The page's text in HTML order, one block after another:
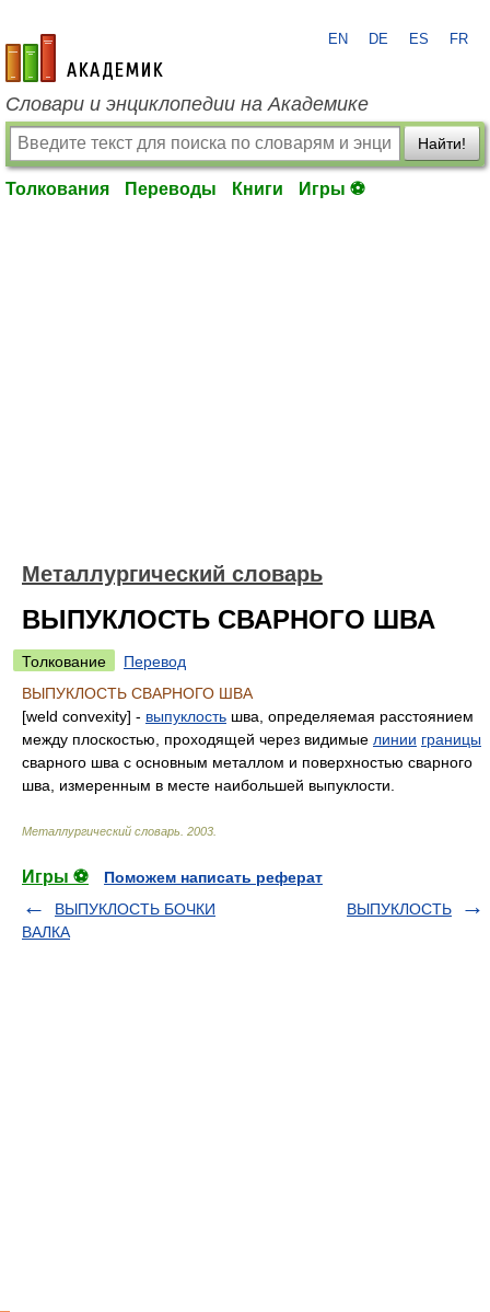
academic.ru
EN DE ES FR
Словари и энциклопедии на Академике
Найти!
Толкования Переводы Книги Игры ⚽
Металлургический словарь
ВЫПУКЛОСТЬ СВАРНОГО ШВА
Толкование
Перевод
ВЫПУКЛОСТЬ СВАРНОГО ШВА
[weld convexity] - выпуклость шва, определяемая расстоянием
между плоскостью, проходящей через видимые линии границы
сварного шва с основным металлом и поверхностью сварного
шва, измеренным в месте наибольшей выпуклости.
Металлургический словарь 2003
Игры ⚽
Поможем написать реферат
ВЫПУКЛОСТЬ БОЧКИ
ВАЛКА
ВЫПУКЛОСТЬ